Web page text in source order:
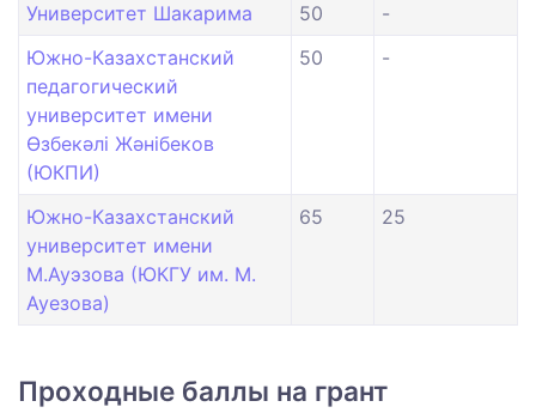
Университет Шакарима 50
-
Южно-Казахстанский
педагогический
университет имени
Өзбекәлі Жәнібеков
(ЮКПИ)
50 -
Южно-Казахстанский
университет имени
М.Ауэзова (ЮКГУ им. М.
Ауезова)
65 25
Проходные баллы на грант